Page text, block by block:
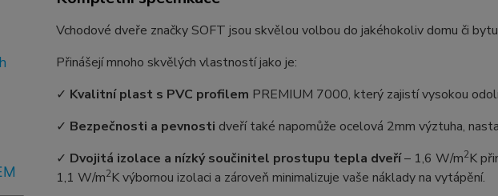
Vchodové dveře značky SOFT jsou skvělou volbou do jakéhokoliv domu či
Přinášejí mnoho skvělých vlastností jako je:
✓ Kvalitní plast s PVC profilem PREMIUM 7000, který zajistí vysokou
✓ Bezpečnosti a pevnosti dveří také napomůže ocelová 2mm výztuha,
✓ Dvojitá izolace a nízký součinitel prostupu tepla dveří–⁠ 1,6 W/m2K
1,1 W/m2K výbornou izolaci a zároveň minimalizuje vaše náklady na vytápění.